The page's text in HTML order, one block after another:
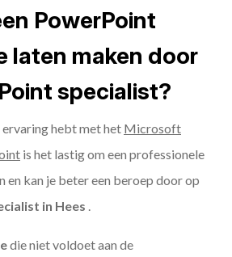
PowerPoint
laten maken door
specialist?
hebt met het Microsoft
is het lastig om een professionele
en kan je beter een beroep door op
in Hees .
die niet voldoet aan de